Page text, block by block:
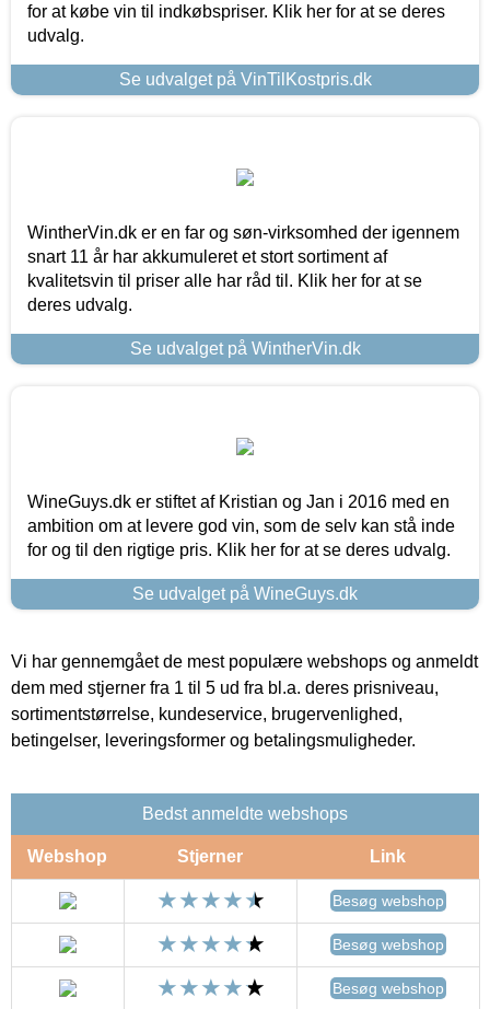
for at købe vin til indkøbspriser. Klik her for at se deres
udvalg.
Se udvalget på VinTilKostpris.dk
WintherVin.dk er en far og søn-virksomhed der igennem
snart 11 år har akkumuleret et stort sortiment af
kvalitetsvin til priser alle har råd til. Klik her for at se
deres udvalg.
Se udvalget på WintherVin.dk
WineGuys.dk er stiftet af Kristian og Jan i 2016 med en
ambition om at levere god vin, som de selv kan stå inde
for og til den rigtige pris. Klik her for at se deres udvalg.
Se udvalget på WineGuys.dk
Vi har gennemgået de mest populære webshops og anmeldt
dem med stjerner fra 1 til 5 ud fra bl.a. deres prisniveau,
sortimentstørrelse, kundeservice, brugervenlighed,
betingelser, leveringsformer og betalingsmuligheder.
Bedst anmeldte webshops
Webshop Stjerner Link
Besøg webshop
Besøg webshop
Besøg webshop